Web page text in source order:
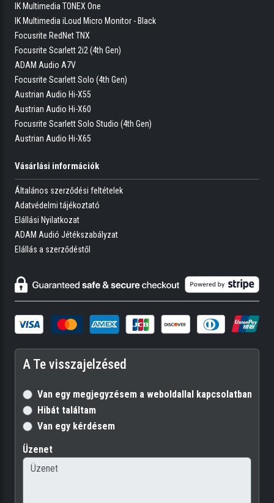
IK Multimedia TONEX One
IK Multimedia iLoud Micro Monitor - Black
Focusrite RedNet TNX
Focusrite Scarlett 2i2 (4th Gen)
ADAM Audio A7V
Focusrite Scarlett Solo (4th Gen)
Austrian Audio Hi-X55
Austrian Audio Hi-X60
Focusrite Scarlett Solo Studio (4th Gen)
Austrian Audio Hi-X65
Vásárlási információk
Általános szerződési feltételek
Adatvédelmi tájékoztató
Elállási Nyilatkozat
ADAM Audió Jétékszabályzat
Elállás a szerződéstől
A Te visszajelzésed
Van egy megjegyzésem a weboldallal kapcsolatban
Hibát találtam
Van egy kérdésem
Üzenet